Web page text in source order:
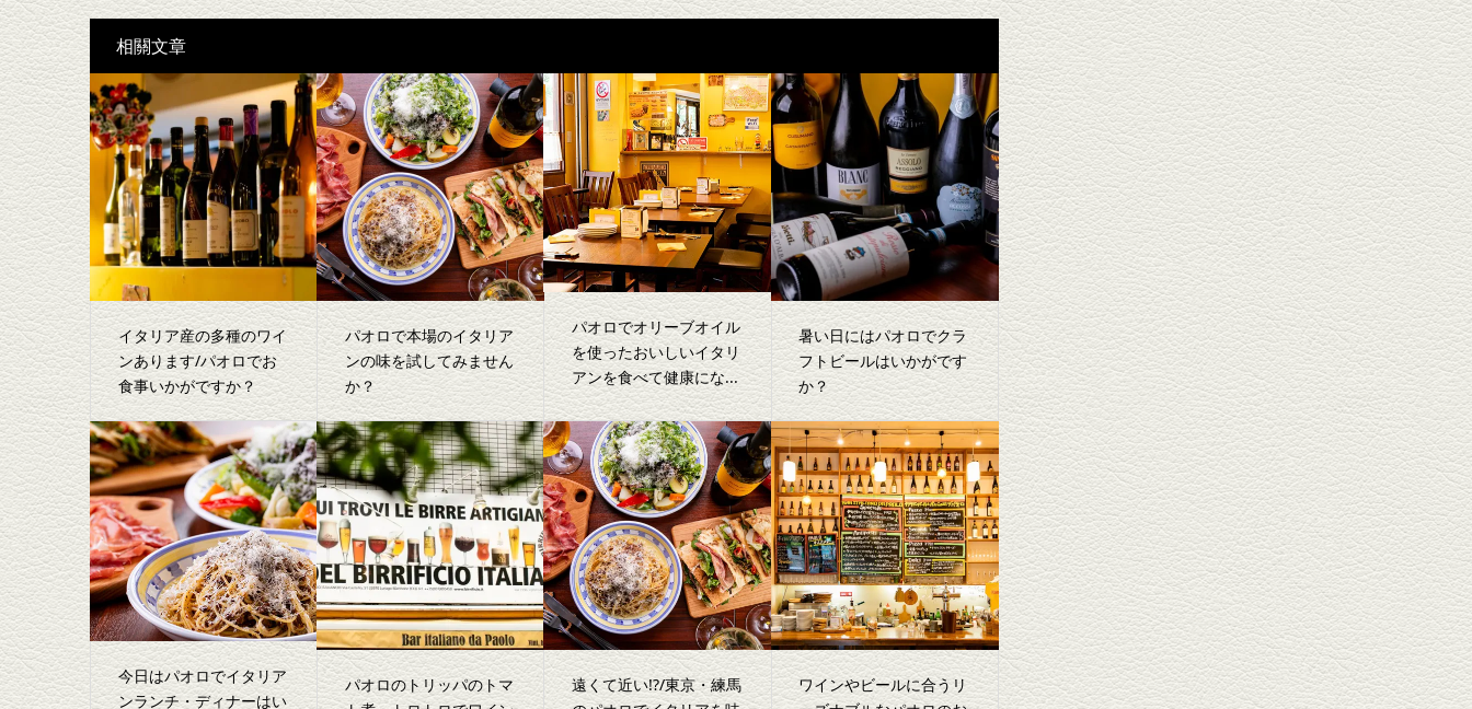
相關文章
イタリア産の多種のワイ
ンあります/パオロでお
食事いかがですか？
パオロで本場のイタリア
ンの味を試してみません
か？
パオロでオリーブオイル
を使ったおいしいイタリ
アンを食べて健康にな...
暑い日にはパオロでクラ
フトビールはいかがです
か？
今日はパオロでイタリア
ンランチ・ディナーはい
パオロのトリッパのトマ
遠くて近い!?/東京・練馬
ワインやビールに合うリ